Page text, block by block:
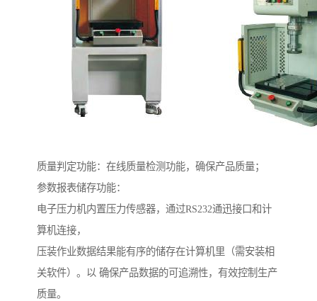
质量判定功能：在线质量检测功能，确保产品质量；
参数报表储存功能：
电子压力机内置压力传感器，通过RS232通迅接口和计
算机连接，
压装作业数据结果能有序的储存在计算机里（需安装相
关软件）。以 确保产品数据的可追溯性，有效控制生产
质量。